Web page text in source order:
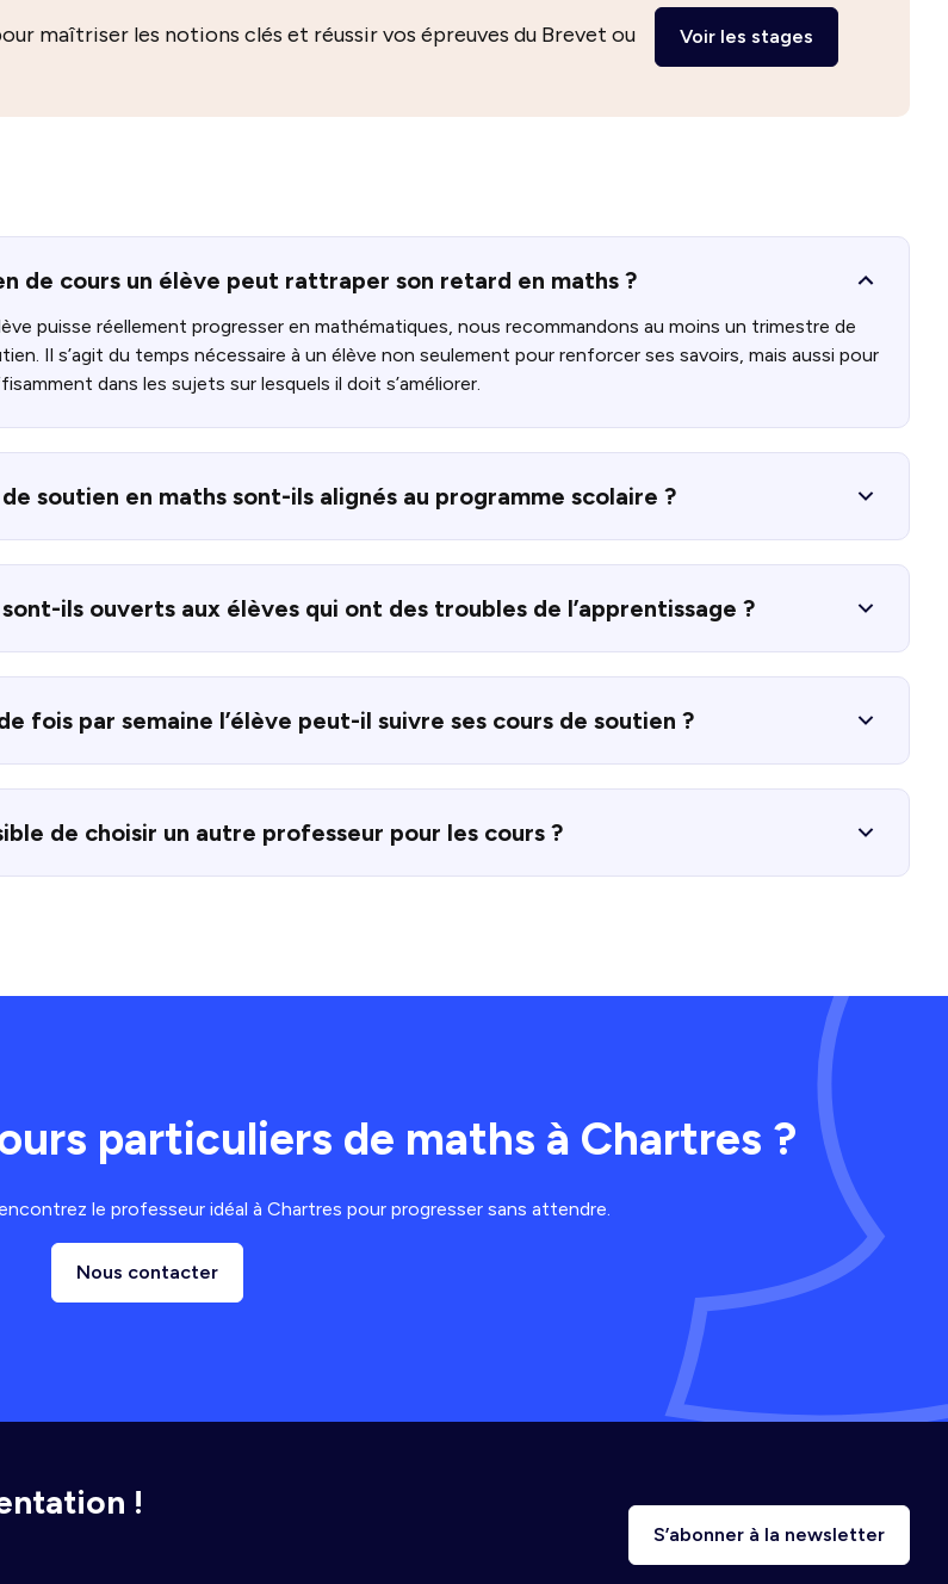
maîtriser les notions clés et réussir vos épreuves du Brevet ou
Voir les stages
de cours un élève peut rattraper son retard en maths ?
puisse réellement progresser en mathématiques, nous recommandons au moins un trimestre de
Il s’agit du temps nécessaire à un élève non seulement pour renforcer ses savoirs, mais aussi pour
dans les sujets sur lesquels il doit s’améliorer.
soutien en maths sont-ils alignés au programme scolaire ?
ils ouverts aux élèves qui ont des troubles de l’apprentissage ?
fois par semaine l’élève peut-il suivre ses cours de soutien ?
de choisir un autre professeur pour les cours ?
particuliers de maths à Chartres ?
le professeur idéal à Chartres pour progresser sans attendre.
Nous contacter
!
S’abonner à la newsletter